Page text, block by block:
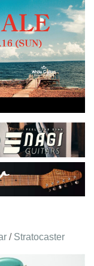
/ Stratocaster